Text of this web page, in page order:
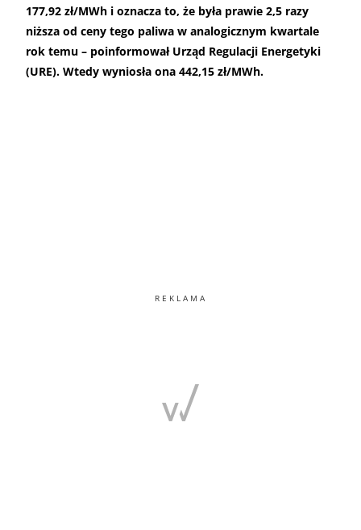
177,92 zł/MWh i oznacza to, że była prawie 2,5 razy
niższa od ceny tego paliwa w analogicznym kwartale
rok temu – poinformował Urząd Regulacji Energetyki
(URE). Wtedy wyniosła ona 442,15 zł/MWh.
REKLAMA